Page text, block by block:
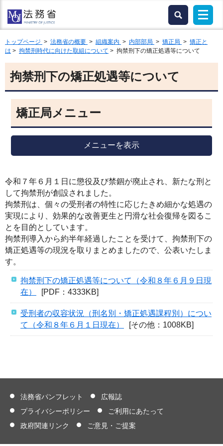
トップページ > 法務省の概要 > 組織案内 > 内部部局 > 矯正局 > 矯正と
は > 拘禁刑時代に向けた取組について > 拘禁刑下の矯正処遇等について
拘禁刑下の矯正処遇等について
矯正局メニュー
メニューを表示
令和７年６月１日に懲役及び禁錮が廃止され、新たな刑と
して拘禁刑が創設されました。
拘禁刑は、個々の受刑者の特性に応じたきめ細かな処遇の
実現により、効果的な改善更生と円滑な社会復帰を図るこ
とを目的としています。
拘禁刑導入から約半年経過したことを受けて、拘禁刑下の
矯正処遇等の現況を取りまとめましたので、公表いたしま
す。
拘禁刑下の矯正処遇等について（令和８年６月９日現
在）
[PDF：4333KB]
受刑者の収容状況（刑名別・矯正処遇課程別）につい
て（令和８年６月１日現在）
[その他：1008KB]
法務省パンフレット
広報誌
プライバシーポリシー
ご利用にあたって
政府関連リンク
ご意見・ご提案